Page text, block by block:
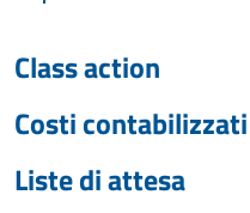
Class action
Costi contabilizzati
Liste di attesa